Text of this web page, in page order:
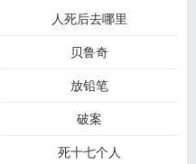
人死后去哪里
贝鲁奇
放铅笔
破案
死十七个人